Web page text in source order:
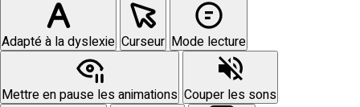
Adapté à la dyslexie Curseur Mode lecture
Mettre en pause les animations Couper les sons